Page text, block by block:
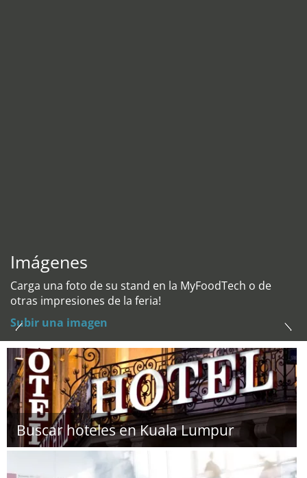
Imágenes
Carga una foto de su stand en la MyFoodTech o de
otras impresiones de la feria!
Subir una imagen
Buscar hoteles en Kuala Lumpur